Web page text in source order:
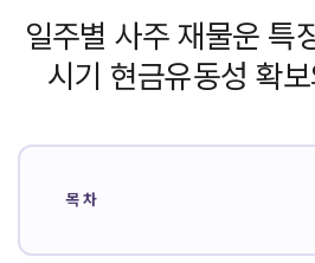
일주별 사주 재물운 특
시기 현금유동성 확
목차